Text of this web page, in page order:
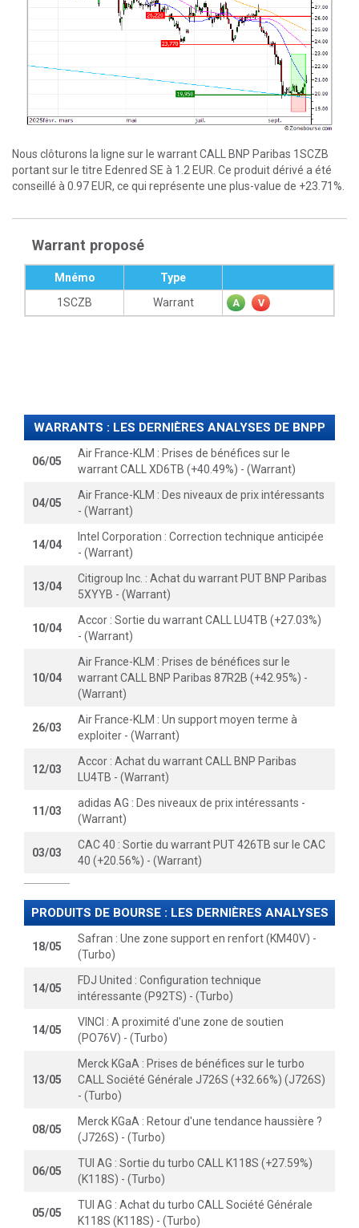
Nous clôturons la ligne sur le warrant CALL BNP Paribas 1SCZB
portant sur le titre Edenred SE à 1.2 EUR. Ce produit dérivé a été
conseillé à 0.97 EUR, ce qui représente une plus-value de +23.71%.
Warrant proposé
Mnémo
Type
1SCZB
Warrant A V
WARRANTS : LES DERNIÈRES ANALYSES DE BNPP
06/05
Air France-KLM : Prises de bénéfices sur le
warrant CALL XD6TB (+40.49%) - (Warrant)
04/05
Air France-KLM : Des niveaux de prix intéressants
- (Warrant)
14/04
Intel Corporation : Correction technique anticipée
- (Warrant)
13/04
Citigroup Inc. : Achat du warrant PUT BNP Paribas
5XYYB - (Warrant)
10/04
Accor : Sortie du warrant CALL LU4TB (+27.03%)
- (Warrant)
10/04
Air France-KLM : Prises de bénéfices sur le
warrant CALL BNP Paribas 87R2B (+42.95%) -
(Warrant)
26/03
Air France-KLM : Un support moyen terme à
exploiter - (Warrant)
12/03
Accor : Achat du warrant CALL BNP Paribas
LU4TB - (Warrant)
11/03
adidas AG : Des niveaux de prix intéressants -
(Warrant)
03/03
CAC 40 : Sortie du warrant PUT 426TB sur le CAC
40 (+20.56%) - (Warrant)
PRODUITS DE BOURSE : LES DERNIÈRES ANALYSES
18/05
Safran : Une zone support en renfort (KM40V) -
(Turbo)
14/05
FDJ United : Configuration technique
intéressante (P92TS) - (Turbo)
14/05
VINCI : A proximité d'une zone de soutien
(PO76V) - (Turbo)
13/05
Merck KGaA : Prises de bénéfices sur le turbo
CALL Société Générale J726S (+32.66%) (J726S)
- (Turbo)
08/05
Merck KGaA : Retour d'une tendance haussière ?
(J726S) - (Turbo)
06/05
TUI AG : Sortie du turbo CALL K118S (+27.59%)
(K118S) - (Turbo)
05/05
TUI AG : Achat du turbo CALL Société Générale
K118S (K118S) - (Turbo)